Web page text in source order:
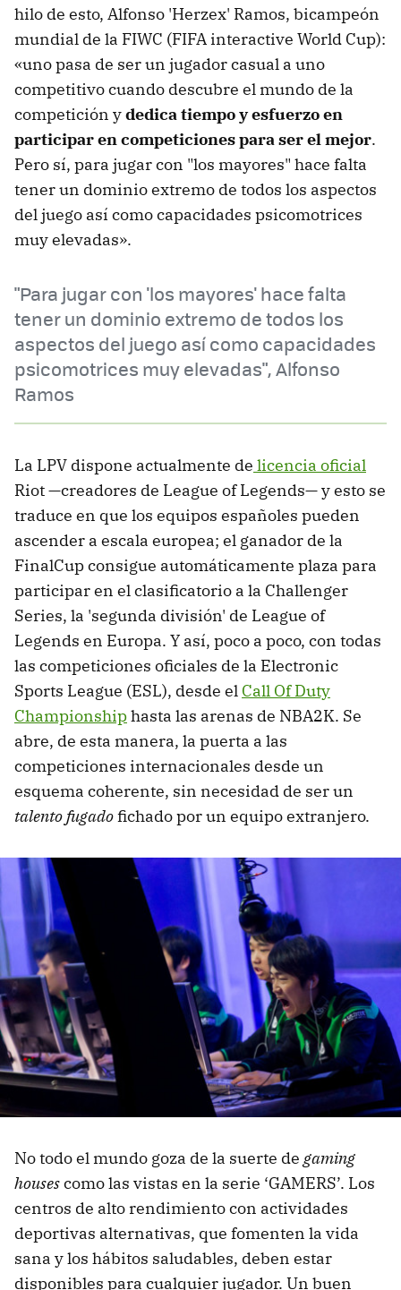
hilo de esto, Alfonso 'Herzex' Ramos, bicampeón
mundial de la FIWC (FIFA interactive World Cup):
«uno pasa de ser un jugador casual a uno
competitivo cuando descubre el mundo de la
competición ydedica tiempo y esfuerzo en
participar en competiciones para ser el mejor.
Pero sí, para jugar con "los mayores" hace falta
tener un dominio extremo de todos los aspectos
del juego así como capacidades psicomotrices
muy elevadas».
"Para jugar con 'los mayores' hace falta
tener un dominio extremo de todos los
aspectos del juego así como capacidades
psicomotrices muy elevadas", Alfonso
Ramos
La LPV dispone actualmente de licencia oficial
Riot —creadores de League of Legends— y esto se
traduce en que los equipos españoles pueden
ascender a escala europea; el ganador de la
FinalCup consigue automáticamente plaza para
participar en el clasificatorio a la Challenger
Series, la 'segunda división' de League of
Legends en Europa. Y así, poco a poco, con todas
las competiciones oficiales de la Electronic
Sports League (ESL), desde el Call Of Duty
Championshiphasta las arenas de NBA2K. Se
abre, de esta manera, la puerta a las
competiciones internacionales desde un
esquema coherente, sin necesidad de ser un
talento fugadofichado por un equipo extranjero.
No todo el mundo goza de la suerte de gaming
housescomo las vistas en la serie ‘GAMERS’. Los
centros de alto rendimiento con actividades
deportivas alternativas, que fomenten la vida
sana y los hábitos saludables, deben estar
disponibles para cualquier jugador. Un buen